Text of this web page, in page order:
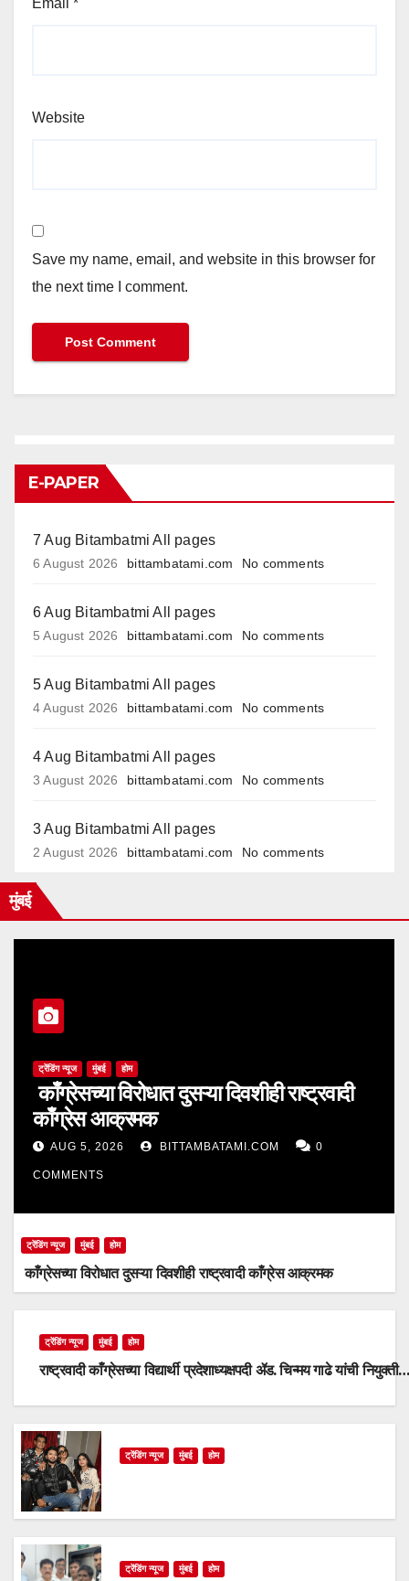
Website
Save my name, email, and website in this browser for
the next time I comment.
E-PAPER
7 Aug Bitambatmi All pages
6 August 2026 bittambatami.com No comments
6 Aug Bitambatmi All pages
5 August 2026 bittambatami.com No comments
5 Aug Bitambatmi All pages
4 August 2026 bittambatami.com No comments
4 Aug Bitambatmi All pages
3 August 2026 bittambatami.com No comments
3 Aug Bitambatmi All pages
2 August 2026 bittambatami.com No comments
मुंबई
ट्रेंडिंग न्यूज मुंबई होम
काँग्रेसच्या विरोधात दुसऱ्या दिवशीही राष्ट्रवादी
काँग्रेस आक्रमक
AUG 5, 2026 BITTAMBATAMI.COM 0
COMMENTS
ट्रेंडिंग न्यूज मुंबई होम
काँग्रेसच्या विरोधात दुसऱ्या दिवशीही राष्ट्रवादी काँग्रेस आक्रमक
ट्रेंडिंग न्यूज मुंबई होम
राष्ट्रवादी काँग्रेसच्या विद्यार्थी प्रदेशाध्यक्षपदी ॲड. चिन्मय गाढे यांची नियुक्ती…
ट्रेंडिंग न्यूज मुंबई होम
ट्रेंडिंग न्यूज मुंबई होम